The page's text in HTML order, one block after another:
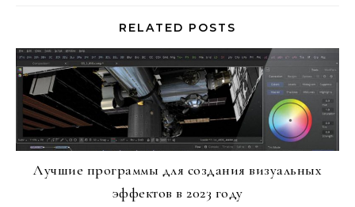
RELATED POSTS
Лучшие программы для создания визуальных
эффектов в 2023 году